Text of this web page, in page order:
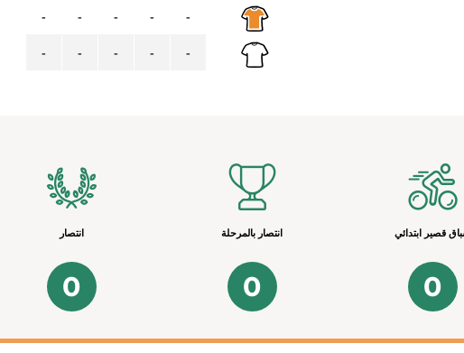
-
-
-
-
-
-
-
-
-
-
قصير ابتدائي
0
انتصار بالمرحلة
0
انتصار
0